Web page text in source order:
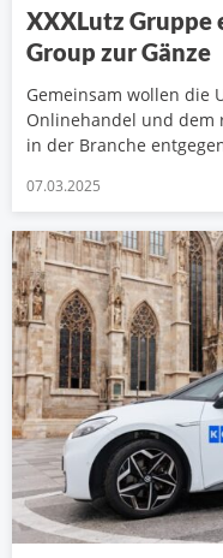
XXXLutz
Group zur Gänze
Gemeinsam wollen die
Onlinehandel und dem
in der Branche
07.03.2025